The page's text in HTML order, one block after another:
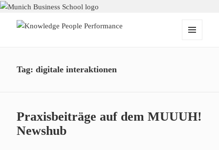
Tag:digitale interaktionen
Praxisbeiträge auf dem MUUUH!
Newshub